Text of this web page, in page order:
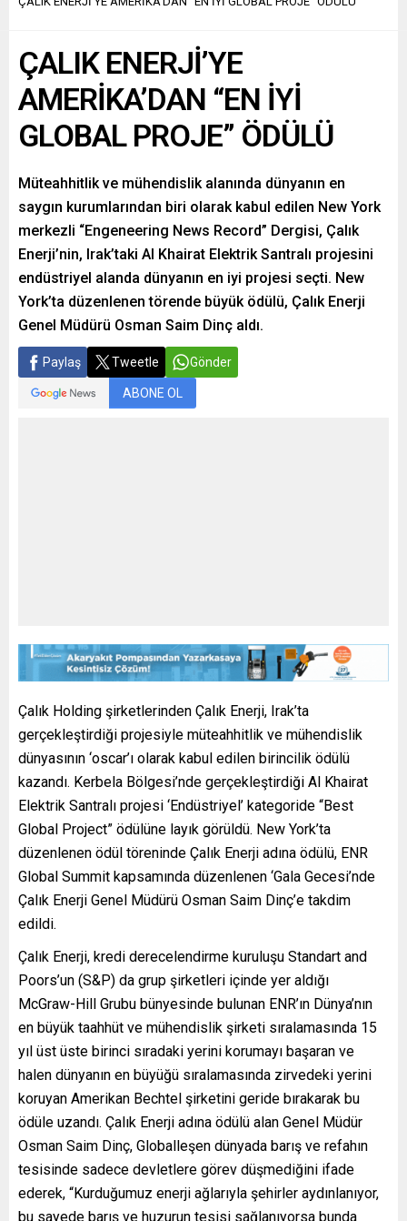
ÇALIK ENERJİ’YE
AMERİKA’DAN “EN İYİ
GLOBAL PROJE” ÖDÜLÜ
Müteahhitlik ve mühendislik alanında dünyanın en
saygın kurumlarından biri olarak kabul edilen New York
merkezli “Engeneering News Record” Dergisi, Çalık
Enerji’nin, Irak’taki Al Khairat Elektrik Santralı projesini
endüstriyel alanda dünyanın en iyi projesi seçti. New
York’ta düzenlenen törende büyük ödülü, Çalık Enerji
Genel Müdürü Osman Saim Dinç aldı.
Paylaş Tweetle Gönder
ABONE OL
Çalık Holding şirketlerinden Çalık Enerji, Irak’ta
gerçekleştirdiği projesiyle müteahhitlik ve mühendislik
dünyasının ‘oscar’ı olarak kabul edilen birincilik ödülü
kazandı. Kerbela Bölgesi’nde gerçekleştirdiği Al Khairat
Elektrik Santralı projesi ‘Endüstriyel’ kategoride “Best
Global Project” ödülüne layık görüldü. New York’ta
düzenlenen ödül töreninde Çalık Enerji adına ödülü, ENR
Global Summit kapsamında düzenlenen ‘Gala Gecesi’nde
Çalık Enerji Genel Müdürü Osman Saim Dinç’e takdim
edildi.
Çalık Enerji, kredi derecelendirme kuruluşu Standart and
Poors’un (S&P) da grup şirketleri içinde yer aldığı
McGraw-Hill Grubu bünyesinde bulunan ENR’ın Dünya’nın
en büyük taahhüt ve mühendislik şirketi sıralamasında 15
yıl üst üste birinci sıradaki yerini korumayı başaran ve
halen dünyanın en büyüğü sıralamasında zirvedeki yerini
koruyan Amerikan Bechtel şirketini geride bırakarak bu
ödüle uzandı. Çalık Enerji adına ödülü alan Genel Müdür
Osman Saim Dinç, Globalleşen dünyada barış ve refahın
tesisinde sadece devletlere görev düşmediğini ifade
ederek, “Kurduğumuz enerji ağlarıyla şehirler aydınlanıyor,
bu sayede barış ve huzurun tesisi sağlanıyorsa bunda